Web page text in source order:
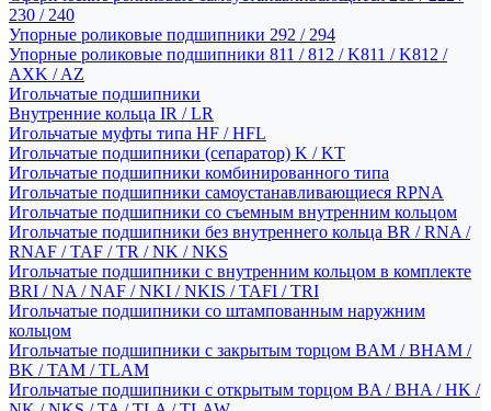
230 / 240
Упорные роликовые подшипники 292 / 294
Упорные роликовые подшипники 811 / 812 / K811 / K812 /
AXK / AZ
Игольчатые подшипники
Внутренние кольца IR / LR
Игольчатые муфты типа HF / HFL
Игольчатые подшипники (сепаратор) K / KT
Игольчатые подшипники комбинированного типа
Игольчатые подшипники самоустанавливающиеся RPNA
Игольчатые подшипники со съемным внутренним кольцом
Игольчатые подшипники без внутреннего кольца BR / RNA /
RNAF / TAF / TR / NK / NKS
Игольчатые подшипники с внутренним кольцом в комплекте
BRI / NA / NAF / NKI / NKIS / TAFI / TRI
Игольчатые подшипники со штампованным наружним
кольцом
Игольчатые подшипники с закрытым торцом BAM / BHAM /
BK / TAM / TLAM
Игольчатые подшипники с открытым торцом BA / BHA / HK /